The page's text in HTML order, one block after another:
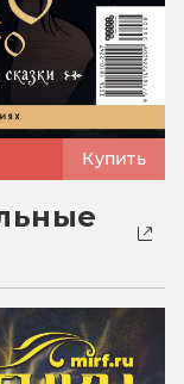
Купить